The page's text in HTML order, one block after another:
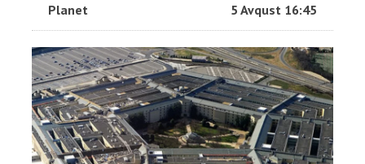
Planet 5 Avqust 16:45